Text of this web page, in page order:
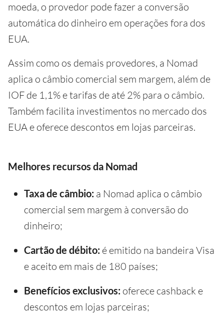
moeda, o provedor pode fazer a conversão
automática do dinheiro em operações fora dos
EUA.
Assim como os demais provedores, a Nomad
aplica o câmbio comercial sem margem, além de
IOF de 1,1% e tarifas de até 2% para o câmbio.
Também facilita investimentos no mercado dos
EUA e oferece descontos em lojas parceiras.
Melhores recursos da Nomad
Taxa de câmbio: a Nomad aplica o câmbio
comercial sem margem à conversão do
dinheiro;
Cartão de débito: é emitido na bandeira Visa
e aceito em mais de 180 países;
Benefícios exclusivos: oferece cashback e
descontos em lojas parceiras;